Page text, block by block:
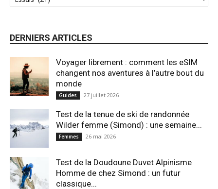
DERNIERS ARTICLES
Voyager librement : comment les eSIM
changent nos aventures à l’autre bout du
monde
Guides 27 juillet 2026
Test de la tenue de ski de randonnée
Wilder femme (Simond) : une semaine...
Femmes 26 mai 2026
Test de la Doudoune Duvet Alpinisme
Homme de chez Simond : un futur
classique...